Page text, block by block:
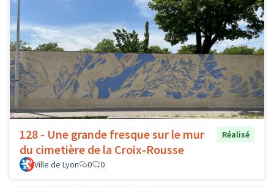
128 - Une grande fresque sur le mur
du cimetière de la Croix-Rousse
Réalisé
Ville de Lyon 0 0